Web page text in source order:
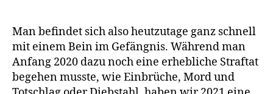
5
Jahre
Gefängnis
drohen
wenn
Man befindet sich also heutzutage ganz schnell
mit einem Bein im Gefängnis. Während man
Anfang 2020 dazu noch eine erhebliche Straftat
begehen musste, wie Einbrüche, Mord und